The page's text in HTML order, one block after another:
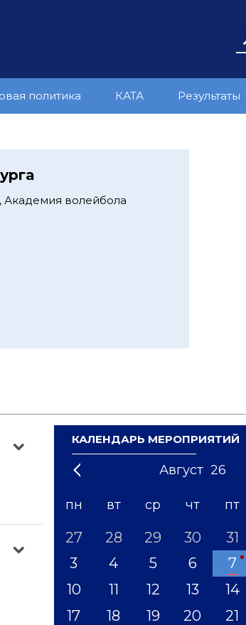
политика КАТА Результаты
Академия волейбола
КАЛЕНДАРЬ МЕРОПРИЯТИЙ
Август 26
1 3 5 8
'21 '23 '24 '25 '26 '27 '28
пн вт ср чт пт
27 28 29 30 31
3
4 5 6 7
10
11 12 13 14
17
18 19 20 21